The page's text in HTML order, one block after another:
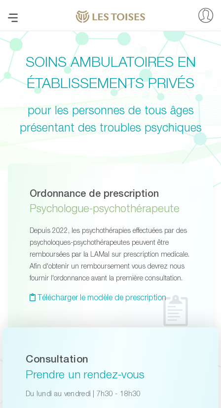
SOINS AMBULATOIRES EN
ÉTABLISSEMENTS PRIVÉS
pour les personnes de tous âges
présentant des troubles psychiques
Ordonnance de prescription
Psychologue-psychothérapeute
Depuis 2022, les psychothérapies effectuées par des
psycholoques-psychothérapeutes peuvent être
remboursées par la LAMal sur prescription medicale.
Afin d'obtenir un remboursement vous devrez nous
fournir l'ordonnance avant la première consultation.
Télécharger le modèle de prescription
Consultation
Prendre un rendez-vous
Du lundi au vendredi | 7h30 - 18h30